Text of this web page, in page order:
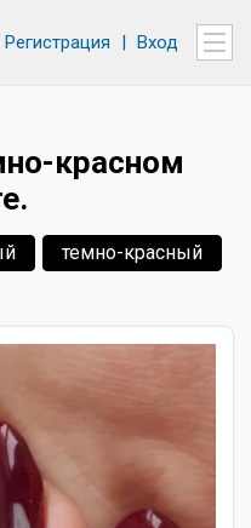
Регистрация | Вход
красном
темно-красный